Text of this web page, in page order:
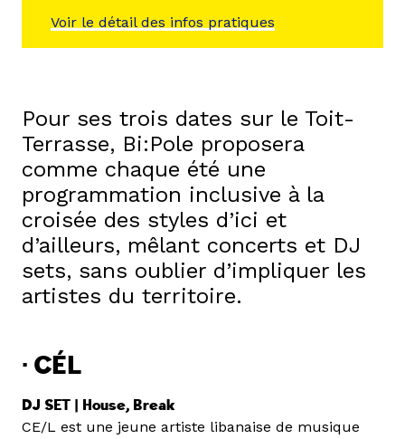
Voir le détail des infos pratiques
Pour ses trois dates sur le Toit-
Terrasse, Bi:Pole proposera
comme chaque été une
programmation inclusive à la
croisée des styles d’ici et
d’ailleurs, mêlant concerts et DJ
sets, sans oublier d’impliquer les
artistes du territoire.
· CÉL
DJ SET | House, Break
CE/L est une jeune artiste libanaise de musique